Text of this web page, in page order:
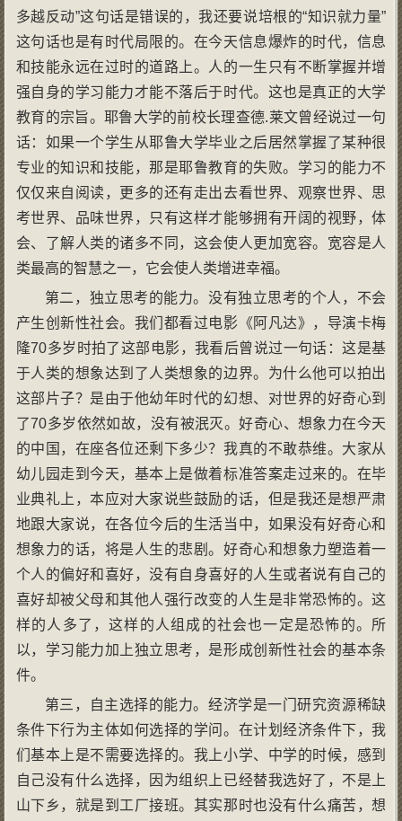
多越反动”这句话是错误的，我还要说培根的“知识就力量”
这句话也是有时代局限的。在今天信息爆炸的时代，信息
和技能永远在过时的道路上。人的一生只有不断掌握并增
强自身的学习能力才能不落后于时代。这也是真正的大学
教育的宗旨。耶鲁大学的前校长理查德.莱文曾经说过一句
话：如果一个学生从耶鲁大学毕业之后居然掌握了某种很
专业的知识和技能，那是耶鲁教育的失败。学习的能力不
仅仅来自阅读，更多的还有走出去看世界、观察世界、思
考世界、品味世界，只有这样才能够拥有开阔的视野，体
会、了解人类的诸多不同，这会使人更加宽容。宽容是人
类最高的智慧之一，它会使人类增进幸福。
第二，独立思考的能力。没有独立思考的个人，不会
产生创新性社会。我们都看过电影《阿凡达》，导演卡梅
隆70多岁时拍了这部电影，我看后曾说过一句话：这是基
于人类的想象达到了人类想象的边界。为什么他可以拍出
这部片子？是由于他幼年时代的幻想、对世界的好奇心到
了70多岁依然如故，没有被泯灭。好奇心、想象力在今天
的中国，在座各位还剩下多少？我真的不敢恭维。大家从
幼儿园走到今天，基本上是做着标准答案走过来的。在毕
业典礼上，本应对大家说些鼓励的话，但是我还是想严肃
地跟大家说，在各位今后的生活当中，如果没有好奇心和
想象力的话，将是人生的悲剧。好奇心和想象力塑造着一
个人的偏好和喜好，没有自身喜好的人生或者说有自己的
喜好却被父母和其他人强行改变的人生是非常恐怖的。这
样的人多了，这样的人组成的社会也一定是恐怖的。所
以，学习能力加上独立思考，是形成创新性社会的基本条
件。
第三，自主选择的能力。经济学是一门研究资源稀缺
条件下行为主体如何选择的学问。在计划经济条件下，我
们基本上是不需要选择的。我上小学、中学的时候，感到
自己没有什么选择，因为组织上已经替我选好了，不是上
山下乡，就是到工厂接班。其实那时也没有什么痛苦，想